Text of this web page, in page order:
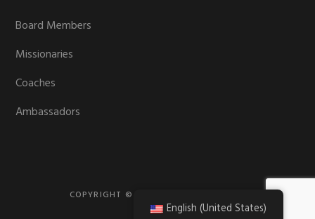
Board Members
Missionaries
Coaches
Ambassadors
COPYRIGHT © 2026 · FRIENDS MISSION
English (United States)